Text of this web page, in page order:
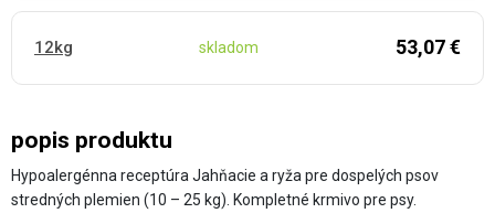
popis produktu
Hypoalergénna receptúra ​​ Jahňacie a ryža pre dospelých psov
stredných plemien (10 – 25 kg). Kompletné krmivo pre psy.
12kg skladom 53,07 €